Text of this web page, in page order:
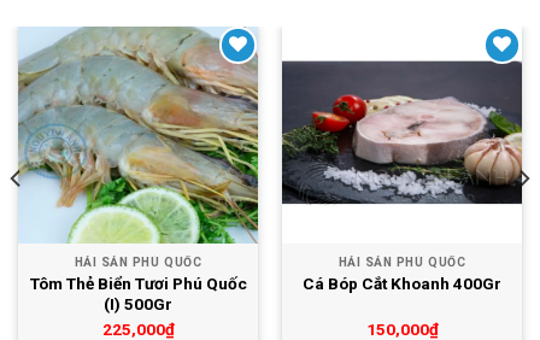
Yêu thích
HẢI SẢN PHÚ QUỐC
Tôm Thẻ Biển Tươi Phú Quốc
(I) 500Gr
225,000₫
HẢI SẢN PHÚ QUỐC
Cá Bóp Cắt Khoanh 400Gr
150,000₫